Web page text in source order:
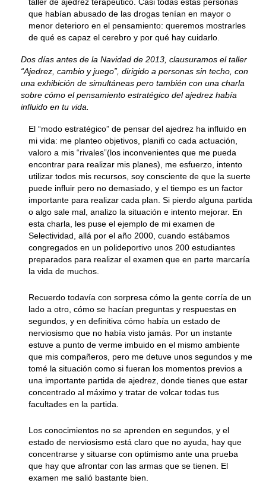
que habían abusado de las drogas tenían en mayor o
menor deterioro en el pensamiento: queremos mostrarles
de qué es capaz el cerebro y por qué hay cuidarlo.
Dos días antes de la Navidad de 2013, clausuramos el taller
“Ajedrez, cambio y juego”, dirigido a personas sin techo, con
una exhibición de simultáneas pero también con una charla
sobre cómo el pensamiento estratégico del ajedrez había
influido en tu vida.
El “modo estratégico” de pensar del ajedrez ha influido en
mi vida: me planteo objetivos, planifi co cada actuación,
valoro a mis “rivales”(los inconvenientes que me pueda
encontrar para realizar mis planes), me esfuerzo, intento
utilizar todos mis recursos, soy consciente de que la suerte
puede influir pero no demasiado, y el tiempo es un factor
importante para realizar cada plan. Si pierdo alguna partida
o algo sale mal, analizo la situación e intento mejorar. En
esta charla, les puse el ejemplo de mi examen de
Selectividad, allá por el año 2000, cuando estábamos
congregados en un polideportivo unos 200 estudiantes
preparados para realizar el examen que en parte marcaría
la vida de muchos.
Recuerdo todavía con sorpresa cómo la gente corría de un
lado a otro, cómo se hacían preguntas y respuestas en
segundos, y en definitiva cómo había un estado de
nerviosismo que no había visto jamás. Por un instante
estuve a punto de verme imbuido en el mismo ambiente
que mis compañeros, pero me detuve unos segundos y me
tomé la situación como si fueran los momentos previos a
una importante partida de ajedrez, donde tienes que estar
concentrado al máximo y tratar de volcar todas tus
facultades en la partida.
Los conocimientos no se aprenden en segundos, y el
estado de nerviosismo está claro que no ayuda, hay que
concentrarse y situarse con optimismo ante una prueba
que hay que afrontar con las armas que se tienen. El
examen me salió bastante bien.